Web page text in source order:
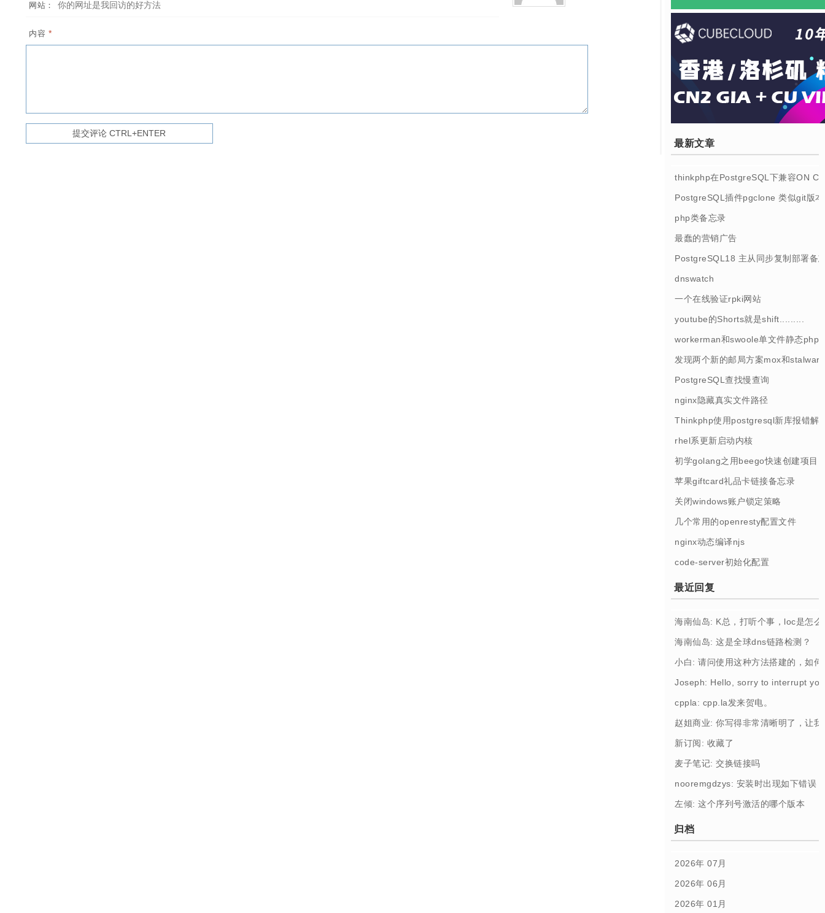
网站：
内容 *
最新文章
thinkphp在PostgreSQL下兼容ON
PostgreSQL插件pgclone 类似git版
php类备忘录
最蠢的营销广告
PostgreSQL18 主从同步复制部署备
dnswatch
一个在线验证rpki网站
youtube的Shorts就是shift.........
workerman和swoole单文件静态php
发现两个新的邮局方案mox和stalwart
PostgreSQL查找慢查询
nginx隐藏真实文件路径
Thinkphp使用postgresql新库报错解
rhel系更新启动内核
初学golang之用beego快速创建项目
苹果giftcard礼品卡链接备忘录
关闭windows账户锁定策略
几个常用的openresty配置文件
nginx动态编译njs
code-server初始化配置
最近回复
海南仙岛: K总，打听个事，loc是怎么
海南仙岛: 这是全球dns链路检测？
小白: 请问使用这种方法搭建的，如
Joseph: Hello, sorry to interrupt
cppla: cpp.la发来贺电。
赵姐商业: 你写得非常清晰明了，让
新订阅: 收藏了
麦子笔记: 交换链接吗
nooremgdzys: 安装时出现如下错误
左倾: 这个序列号激活的哪个版本
归档
2026年 07月
2026年 06月
2026年 01月